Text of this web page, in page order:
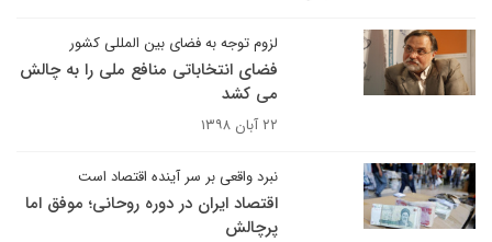
لزوم توجه به فضای بین المللی کشور
فضای انتخاباتی منافع ملی را به چالش
می کشد
۲۲ آبان ۱۳۹۸
نبرد واقعی بر سر آینده اقتصاد است
اقتصاد ایران در دوره روحانی؛ موفق اما
پرچالش